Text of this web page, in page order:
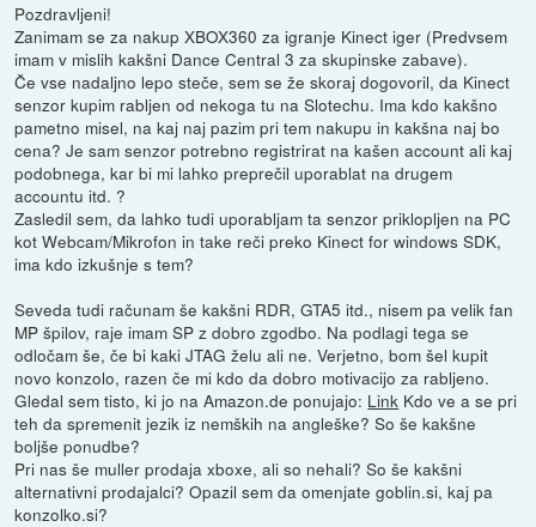
Pozdravljeni!
Zanimam se za nakup XBOX360 za igranje Kinect iger (Predvsem
imam v mislih kakšni Dance Central 3 za skupinske zabave).
Če vse nadaljno lepo steče, sem se že skoraj dogovoril, da Kinect
senzor kupim rabljen od nekoga tu na Slotechu. Ima kdo kakšno
pametno misel, na kaj naj pazim pri tem nakupu in kakšna naj bo
cena? Je sam senzor potrebno registrirat na kašen account ali kaj
podobnega, kar bi mi lahko preprečil uporablat na drugem
accountu itd. ?
Zasledil sem, da lahko tudi uporabljam ta senzor priklopljen na PC
kot Webcam/Mikrofon in take reči preko Kinect for windows SDK,
ima kdo izkušnje s tem?
Seveda tudi računam še kakšni RDR, GTA5 itd., nisem pa velik fan
MP špilov, raje imam SP z dobro zgodbo. Na podlagi tega se
odločam še, če bi kaki JTAG želu ali ne. Verjetno, bom šel kupit
novo konzolo, razen če mi kdo da dobro motivacijo za rabljeno.
Gledal sem tisto, ki jo na Amazon.de ponujajo: Link Kdo ve a se pri
teh da spremenit jezik iz nemških na angleške? So še kakšne
boljše ponudbe?
Pri nas še muller prodaja xboxe, ali so nehali? So še kakšni
alternativni prodajalci? Opazil sem da omenjate goblin.si, kaj pa
konzolko.si?